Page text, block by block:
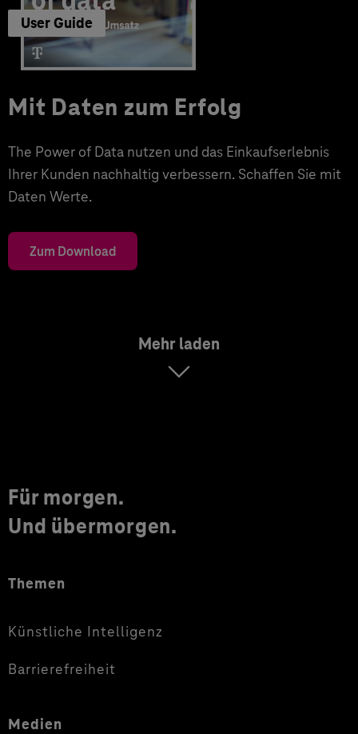
User Guide
Mit Daten zum Erfolg
The Power of Data nutzen und das Einkaufserlebnis
Ihrer Kunden nachhaltig verbessern. Schaffen Sie mit
Daten Werte.
Zum Download
Mehr laden
Für morgen.
Und übermorgen.
Themen
Künstliche Intelligenz
Barrierefreiheit
Medien